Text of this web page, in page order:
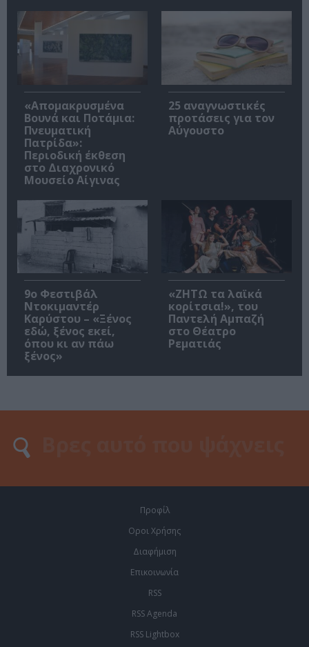
«Απομακρυσμένα
Βουνά και Ποτάμια:
Πνευματική
Πατρίδα»:
Περιοδική έκθεση
στο Διαχρονικό
Μουσείο Αίγινας
25 αναγνωστικές
προτάσεις για τον
Αύγουστο
9ο Φεστιβάλ
Ντοκιμαντέρ
Καρύστου – «Ξένος
εδώ, ξένος εκεί,
όπου κι αν πάω
ξένος»
«ΖΗΤΩ τα λαϊκά
κορίτσια!», του
Παντελή Αμπαζή
στο Θέατρο
Ρεματιάς
Προφίλ
Οροι Χρήσης
Διαφήμιση
Επικοινωνία
RSS
RSS Agenda
RSS Lightbox